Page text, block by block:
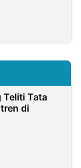
Teliti Tata
di